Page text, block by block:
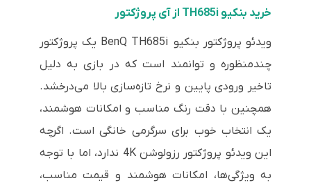
خرید بنکیو TH685i از آی پروژکتور
ویدئو پروژکتور بنکیو BenQ TH685i یک پروژکتور
چندمنظوره و توانمند است که در بازی به دلیل
تاخیر ورودی پایین و نرخ تازه‌سازی بالا می‌درخشد.
همچنین با دقت رنگ مناسب و امکانات هوشمند،
یک انتخاب خوب برای سرگرمی خانگی است. اگرچه
این ویدئو پروژکتور رزولوشن 4K ندارد، اما با توجه
به ویژگی‌ها، امکانات هوشمند و قیمت مناسب،